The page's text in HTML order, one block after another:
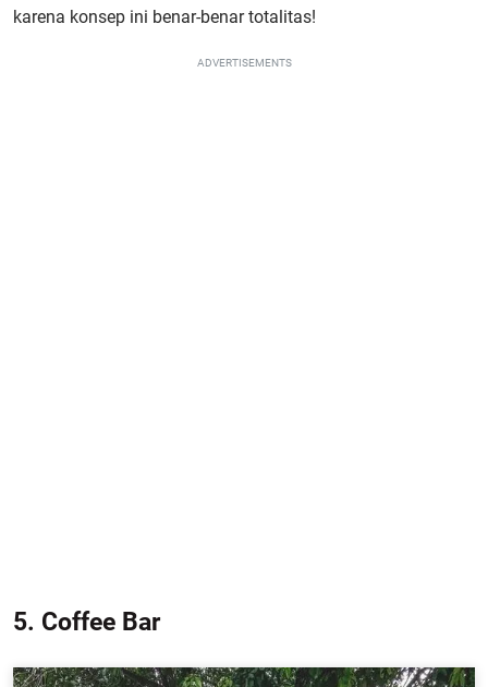
karena konsep ini benar-benar totalitas!
ADVERTISEMENTS
5. Coffee Bar